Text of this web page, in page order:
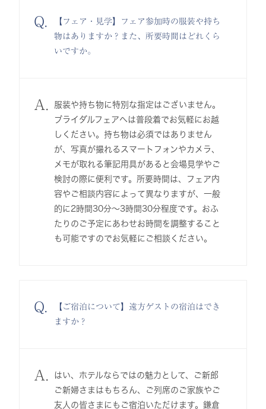
Q.
【フェア・見学】フェア参加時の服装や持ち
物はありますか？また、所要時間はどれくら
いですか。
A.
服装や持ち物に特別な指定はございません。
ブライダルフェアへは普段着でお気軽にお越
しください。持ち物は必須ではありません
が、写真が撮れるスマートフォンやカメラ、
メモが取れる筆記用具があると会場見学やご
検討の際に便利です。所要時間は、フェア内
容やご相談内容によって異なりますが、一般
的に2時間30分～3時間30分程度です。おふ
たりのご予定にあわせお時間を調整すること
も可能ですのでお気軽にご相談ください。
Q.
【ご宿泊について】遠方ゲストの宿泊はでき
ますか？
A.
はい、ホテルならではの魅力として、ご新郎
ご新婦さまはもちろん、ご列席のご家族やご
友人の皆さまにもご宿泊いただけます。鎌倉